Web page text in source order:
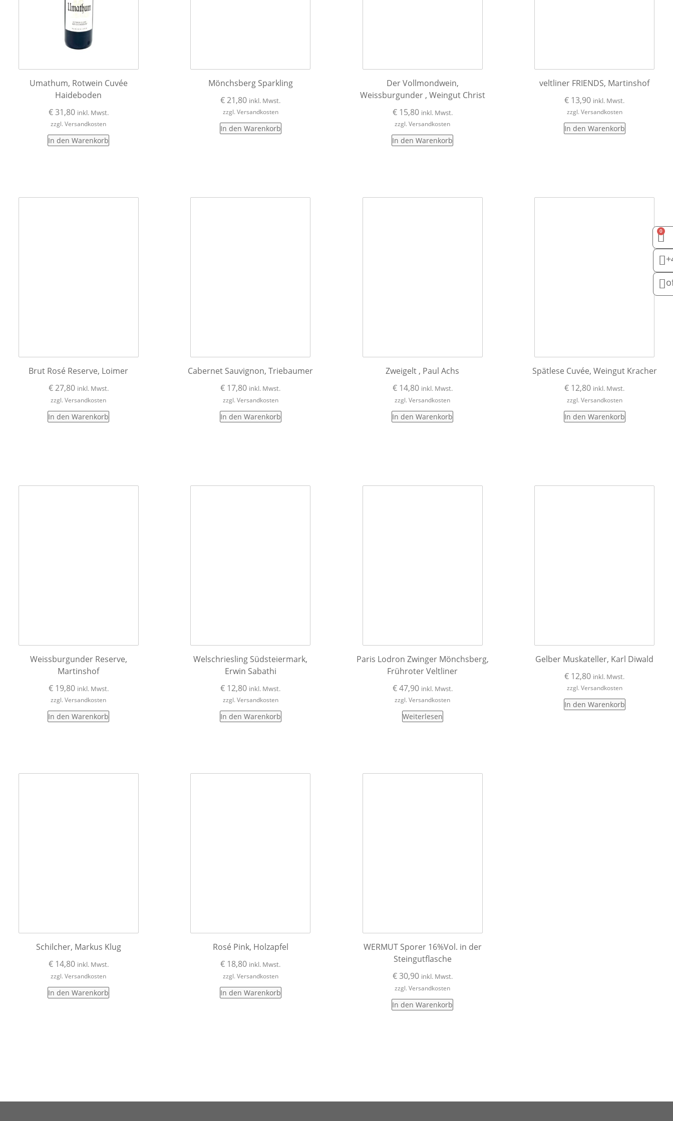
0
Umathum, Rotwein Cuvée
Haideboden
€31,80 inkl. Mwst.
zzgl. Versandkosten
In den Warenkorb
Mönchsberg Sparkling
€21,80 inkl. Mwst.
zzgl. Versandkosten
In den Warenkorb
Der Vollmondwein,
Weissburgunder , Weingut Christ
€15,80 inkl. Mwst.
zzgl. Versandkosten
In den Warenkorb
veltliner FRIENDS, Martinshof
€ 13,90 inkl. Mwst.
zzgl. Versandkosten
In den Warenkorb
Brut Rosé Reserve, Loimer
€27,80 inkl. Mwst.
zzgl. Versandkosten
In den Warenkorb
Cabernet Sauvignon, Triebaumer
€ 17,80 inkl. Mwst.
zzgl. Versandkosten
In den Warenkorb
Zweigelt , Paul Achs
€14,80 inkl. Mwst.
zzgl. Versandkosten
In den Warenkorb
Spätlese Cuvée, Weingut Kracher
€ 12,80 inkl. Mwst.
zzgl. Versandkosten
In den Warenkorb
Weissburgunder Reserve,
Martinshof
€19,80 inkl. Mwst.
zzgl. Versandkosten
In den Warenkorb
Welschriesling Südsteiermark,
Erwin Sabathi
€ 12,80 inkl. Mwst.
zzgl. Versandkosten
In den Warenkorb
Paris Lodron Zwinger Mönchsberg,
Frühroter Veltliner
€47,90 inkl. Mwst.
zzgl. Versandkosten
Weiterlesen
Gelber Muskateller, Karl Diwald
€ 12,80 inkl. Mwst.
zzgl. Versandkosten
In den Warenkorb
Schilcher, Markus Klug
€14,80 inkl. Mwst.
zzgl. Versandkosten
In den Warenkorb
Rosé Pink, Holzapfel
€ 18,80 inkl. Mwst.
zzgl. Versandkosten
In den Warenkorb
WERMUT Sporer 16%Vol. in der
Steingutflasche
€30,90 inkl. Mwst.
zzgl. Versandkosten
In den Warenkorb